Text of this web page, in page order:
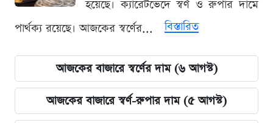
হয়েছে। ক্যারেটভেদে স্বর্ণ ও রুপার দামে
পার্থক্য রয়েছে। আজকের স্বর্ণের...
বিস্তারিত
আজকের বাজারে স্বর্ণের দাম (৬ আগস্ট)
আজকের বাজারে স্বর্ণ-রুপার দাম (৫ আগস্ট)